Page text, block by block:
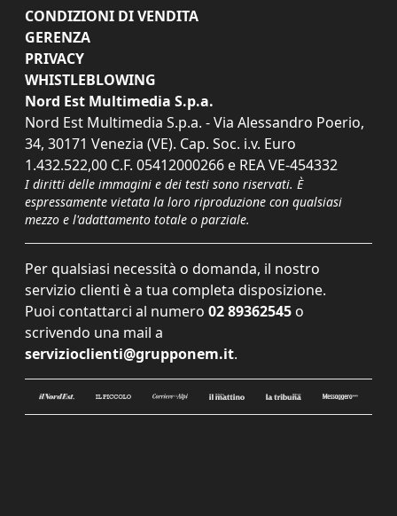
CONDIZIONI DI VENDITA
GERENZA
PRIVACY
WHISTLEBLOWING
Nord Est Multimedia S.p.a.
Nord Est Multimedia S.p.a. - Via Alessandro Poerio,
34, 30171 Venezia (VE). Cap. Soc. i.v. Euro
1.432.522,00 C.F. 05412000266 e REA VE-454332
I diritti delle immagini e dei testi sono riservati. È
espressamente vietata la loro riproduzione con qualsiasi
mezzo e l'adattamento totale o parziale.
Per qualsiasi necessità o domanda, il nostro
servizio clienti è a tua completa disposizione.
Puoi contattarci al numero 02 89362545 o
scrivendo una mail a
servizioclienti@grupponem.it.